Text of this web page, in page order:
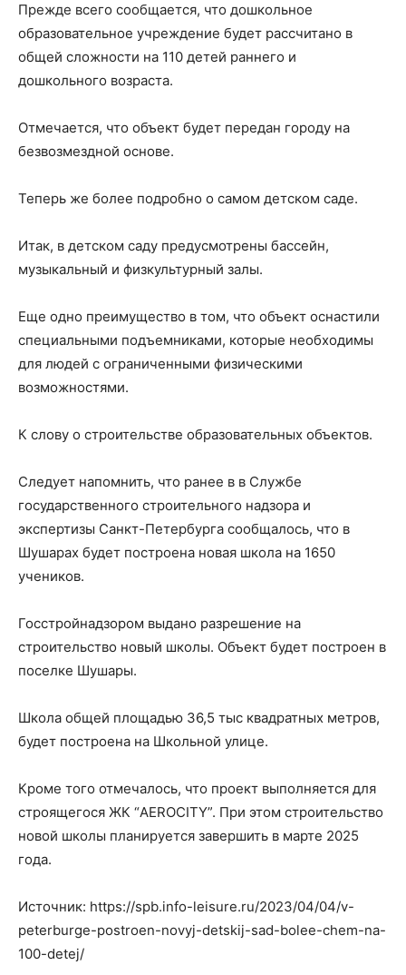
Прежде всего сообщается, что дошкольное
образовательное учреждение будет рассчитано в
общей сложности на 110 детей раннего и
дошкольного возраста.
Отмечается, что объект будет передан городу на
безвозмездной основе.
Теперь же более подробно о самом детском саде.
Итак, в детском саду предусмотрены бассейн,
музыкальный и физкультурный залы.
Еще одно преимущество в том, что объект оснастили
специальными подъемниками, которые необходимы
для людей с ограниченными физическими
возможностями.
К слову о строительстве образовательных объектов.
Следует напомнить, что ранее в в Службе
государственного строительного надзора и
экспертизы Санкт-Петербурга сообщалось, что в
Шушарах будет построена новая школа на 1650
учеников.
Госстройнадзором выдано разрешение на
строительство новый школы. Объект будет построен в
поселке Шушары.
Школа общей площадью 36,5 тыс квадратных метров,
будет построена на Школьной улице.
Кроме того отмечалось, что проект выполняется для
строящегося ЖК “AEROCITY”. При этом строительство
новой школы планируется завершить в марте 2025
года.
Источник: https://spb.info-leisure.ru/2023/04/04/v-
peterburge-postroen-novyj-detskij-sad-bolee-chem-na-
100-detej/